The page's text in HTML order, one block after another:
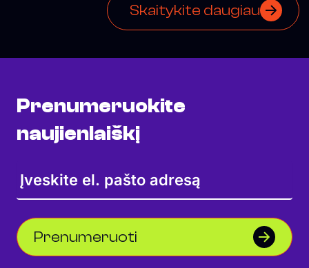
Skaitykite daugiau
Prenumeruokite
naujienlaiškį
Prenumeruoti